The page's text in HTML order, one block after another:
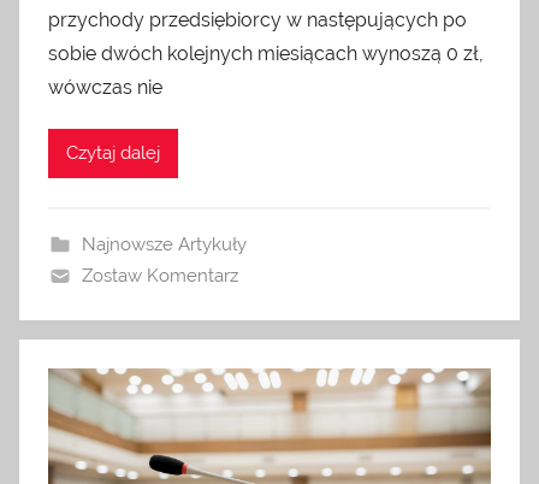
przychody przedsiębiorcy w następujących po
sobie dwóch kolejnych miesiącach wynoszą 0 zł,
wówczas nie
Czytaj dalej
Najnowsze Artykuły
Zostaw Komentarz